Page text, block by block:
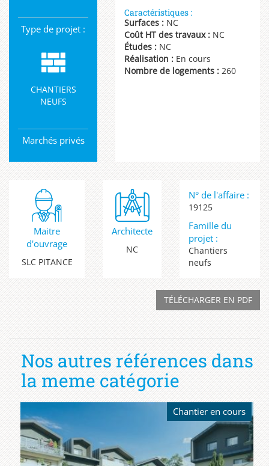
Type de projet :
CHANTIERS
NEUFS
Marchés privés
Caractéristiques :
Surfaces : NC
Coût HT des travaux : NC
Études : NC
Réalisation : En cours
Nombre de logements :260
Maitre
d'ouvrage
SLC PITANCE
Architecte
NC
N° de l'affaire :
19125
Famille du
projet :
Chantiers
neufs
TÉLÉCHARGER EN PDF
Nos autres références dans
la meme catégorie
Chantier en cours